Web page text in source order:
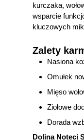
kurczaka,
wsparcie
kluczowych
Zalety
Nasiona
Omułek
Mięso
Ziołowe
Dorada
Dolina Noteci